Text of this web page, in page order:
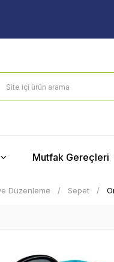
Mutfak Gereçleri
Düzenleme Sepet